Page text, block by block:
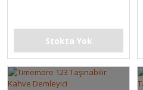
Stokta Yok